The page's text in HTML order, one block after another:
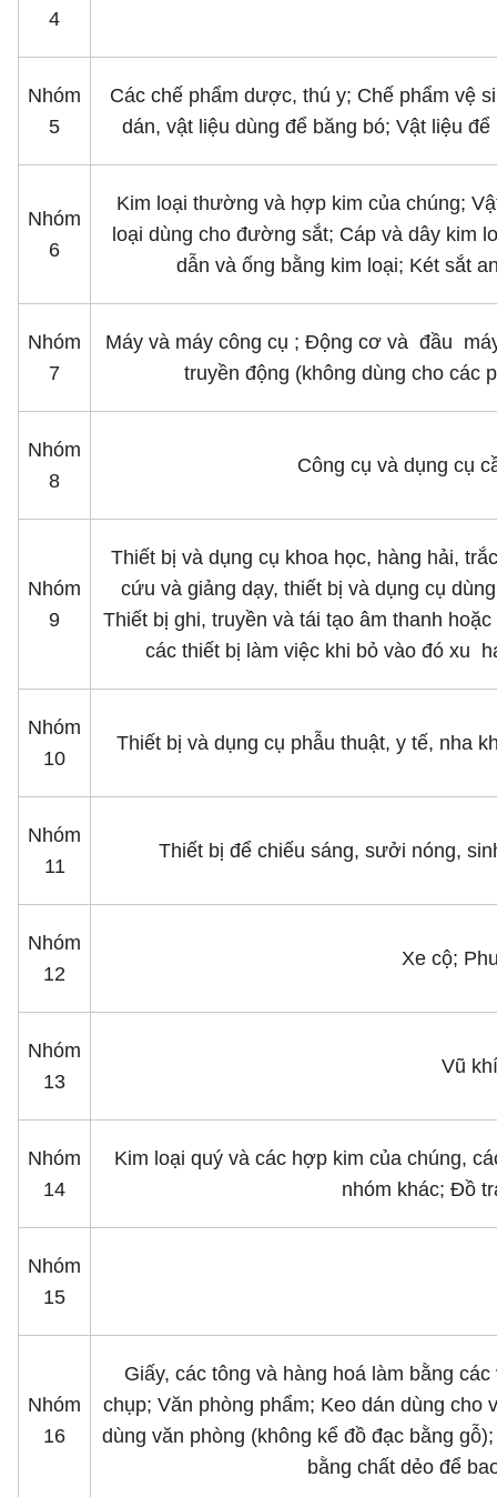
4
Nhóm
5
Các chế phẩm dược, thú y; Chế phẩm vệ
dán, vật liệu dùng để băng bó; Vật liệu
Nhóm
6
Kim loại thường và hợp kim của chúng;
loại dùng cho đường sắt; Cáp và dây kim
dẫn và ống bằng kim loại; Két sắt
Nhóm
7
Máy và máy công cụ ; Ðộng cơ và đầu
truyền động (không dùng cho các
Nhóm
8
Công cụ và dụng cụ
Nhóm
9
Thiết bị và dụng cụ khoa học, hàng hải,
cứu và giảng dạy, thiết bị và dụng cụ
Thiết bị ghi, truyền và tái tạo âm thanh
các thiết bị làm việc khi bỏ vào đó xu
Nhóm
10
Thiết bị và dụng cụ phẫu thuật, y tế, nha
Nhóm
11
Thiết bị để chiếu sáng, sưởi nóng,
Nhóm
12
Xe cộ;
Nhóm
13
Vũ
Nhóm
14
Kim loại quý và các hợp kim của chúng,
nhóm khác; Ðồ
Nhóm
15
Nhóm
16
Giấy, các tông và hàng hoá làm bằng
chụp; Văn phòng phẩm; Keo dán dùng cho
dùng văn phòng (không kể đồ đạc bằng
bằng chất dẻo để